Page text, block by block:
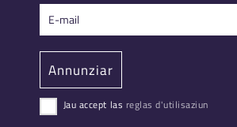
Jau accept las reglas d'utilisaziun